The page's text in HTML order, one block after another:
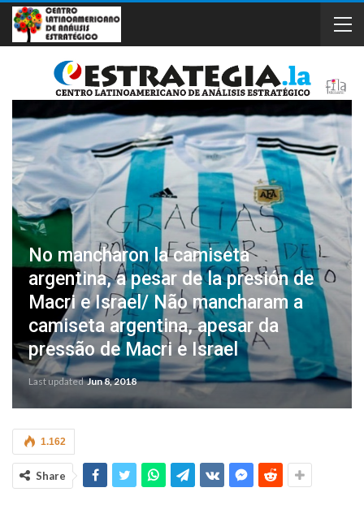
No mancharon la camiseta
argentina, a pesar de la presión de
Macri e Israel/ Não mancharam a
camiseta argentina, apesar da
pressão de Macri e Israel
Last updatedJun 8, 2018
1.162
Share